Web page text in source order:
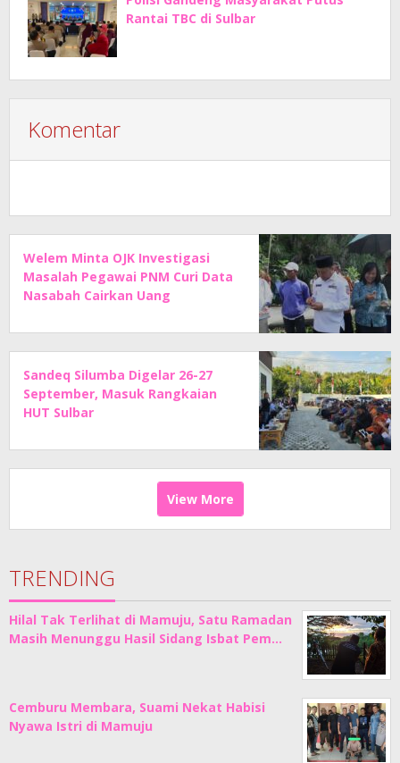
Rantai TBC di Sulbar
Komentar
Welem Minta OJK Investigasi
Masalah Pegawai PNM Curi Data
Nasabah Cairkan Uang
Sandeq Silumba Digelar 26-27
September, Masuk Rangkaian
HUT Sulbar
View More
TRENDING
Hilal Tak Terlihat di Mamuju, Satu Ramadan
Masih Menunggu Hasil Sidang Isbat Pem…
Cemburu Membara, Suami Nekat Habisi
Nyawa Istri di Mamuju